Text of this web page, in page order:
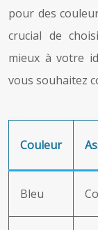
pour des
crucial de
mieux à votre
vous souhaitez
Couleur
Bleu